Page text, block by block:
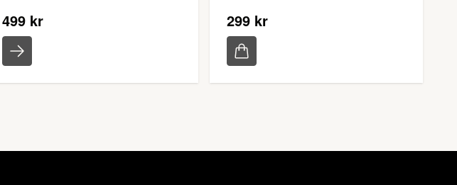
499 kr
299 kr